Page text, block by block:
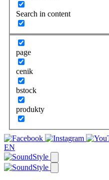
Search in content
page
cenik
bstock
produkty
EN